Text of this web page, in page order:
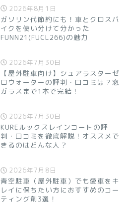
2026年8月1日
ガソリン代節約にも！車とクロスバ
イクを使い分けて分かった
FUNN21(FUCL266)の魅力
2026年7月30日
【屋外駐車向け】シュアラスターゼ
ロウォーターの評判・口コミは？窓
ガラスまで1本で完結！
2026年7月30日
KUREルックスレインコートの評
判・口コミを徹底解説！オススメで
きるのはどんな人？
2026年7月8日
青空駐車（屋外駐車）でも愛車をキ
レイに保ちたい方におすすめのコー
ティング剤3選！